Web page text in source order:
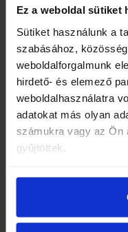
Ez a weboldal sütiket
Sütiket használunk a
szabásához,
weboldalforgalmunk
hirdető- és elemező
weboldalhasználatra
adatokat más olyan
számukra vagy az Ön
gyűjtöttek.
hasonló csak kevés
Összegezve: ha
faktorát tekintve,
lehetőségük van
pancsolni.
Válasszuk mondjuk
még nagyobb